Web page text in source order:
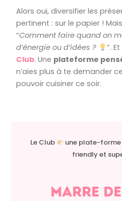
Alors oui, diversifier les
pertinent : sur le papier !
“Comment faire quand on
d’énergie ou d’idées ?
”.
Club. Une plateforme
n’aies plus à te demander
pouvoir cuisiner ce soir.
Le Club
une plate-forme
friendly et
Marre